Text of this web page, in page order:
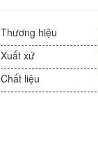
Thương hiệu
Xuất xứ
Chất liệu